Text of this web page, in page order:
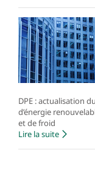
DPE : actualisation
d’énergie
et de froid
Lire la suite